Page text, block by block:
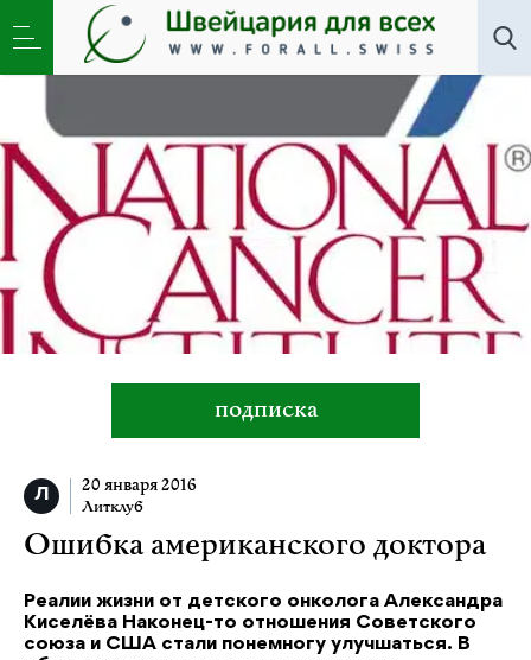
Литклуб Ошибка американского доктора
подписка
20 января 2016
Литклуб
Ошибка американского доктора
Реалии жизни от детского онколога Александра
Киселёва Наконец-то отношения Советского
союза и США стали понемногу улучшаться. В